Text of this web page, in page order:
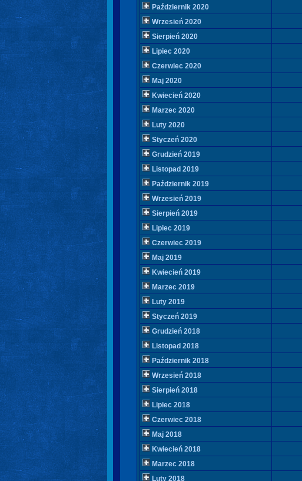
Październik 2020
Wrzesień 2020
Sierpień 2020
Lipiec 2020
Czerwiec 2020
Maj 2020
Kwiecień 2020
Marzec 2020
Luty 2020
Styczeń 2020
Grudzień 2019
Listopad 2019
Październik 2019
Wrzesień 2019
Sierpień 2019
Lipiec 2019
Czerwiec 2019
Maj 2019
Kwiecień 2019
Marzec 2019
Luty 2019
Styczeń 2019
Grudzień 2018
Listopad 2018
Październik 2018
Wrzesień 2018
Sierpień 2018
Lipiec 2018
Czerwiec 2018
Maj 2018
Kwiecień 2018
Marzec 2018
Luty 2018